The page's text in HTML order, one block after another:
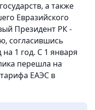
а также
Евразийского
Президент РК -
согласившись
1 год. С 1 января
перешла на
ЕАЭС в